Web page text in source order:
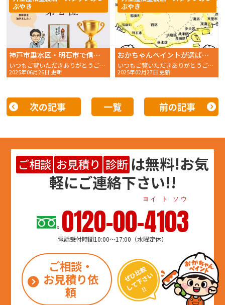
神戸市垂水区・明石市で信頼の外壁塗装「おかちゃんペイント」｜母体の岡防水工業が総合評価賞第2位受賞
いつもご覧いただきありがとうございます。 おかちゃんペイン
2025年06月26日 更新
ぶやき
おかちゃんペイントが選ばれる理由！part�@
いつもご覧いただきありがとうございます。 おかちゃんペイン
2025年02月27日 更新
ぶやき
次の記事 一覧 前の記事
ご相談 お見積り 診断 は無料!お気
軽にご連絡下さい!!
0120-00-4103
ヨイ ト ソウ
電話受付時間10:00～17:00（水曜定休）
ご相談・
お見積り依
頼